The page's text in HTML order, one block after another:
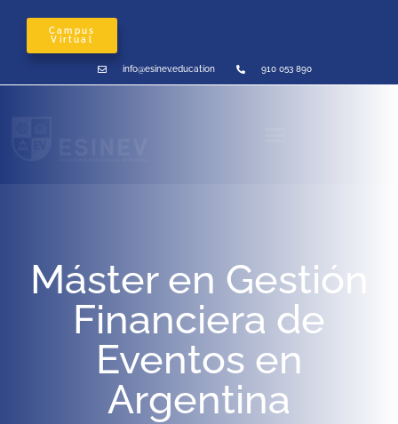
Campus
Virtual
info@esinev.education 910 053 890
Máster en Gestión
Financiera de
Eventos en
Argentina